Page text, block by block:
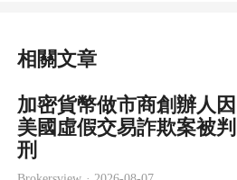
相關文章
加密貨幣做市商創辦人因
美國虛假交易詐欺案被判
刑